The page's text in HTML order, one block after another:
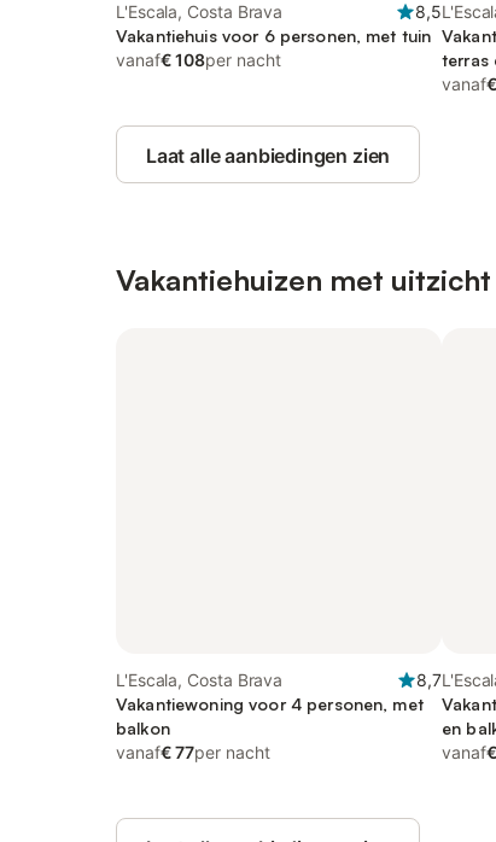
L'Escala, Costa Brava
8,5
Vakantiehuis voor 6 personen, met tuin
vanaf€ 108per nacht
terras
vanaf
Laat alle aanbiedingen zien
Vakantiehuizen met
L'Escala, Costa Brava
8,7
Vakantiewoning voor 4 personen, met
balkon
vanaf€ 77per nacht
en
vanaf